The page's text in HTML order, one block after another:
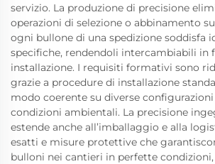
servizio. La produzione di precisione
operazioni di selezione o abbinamento
ogni bullone di una spedizione soddisfa
specifiche, rendendoli intercambiabili in
installazione. I requisiti formativi sono
grazie a procedure di installazione
modo coerente su diverse
condizioni ambientali. La precisione
estende anche all’imballaggio e alla
esatti e misure protettive che
bulloni nei cantieri in perfette